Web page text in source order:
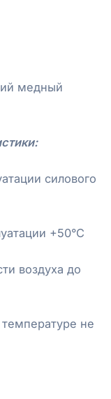
медный
силового
+50°С
воздуха до
не